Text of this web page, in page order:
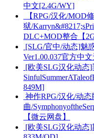
中文[2.4G/WY]
【RPG/汉化/MOD
狱/
DLC+MOD整合【
[SLG/官中/动态]魅
Ver1.00.037官方中
[欧美SLG汉化动态
849M]
神作RPG/汉化/动
曲/
【微云网盘】
[欧美SLG汉化动态]